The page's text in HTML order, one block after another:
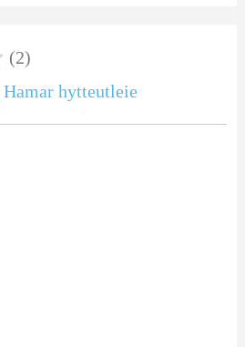
(2)
hytteutleie